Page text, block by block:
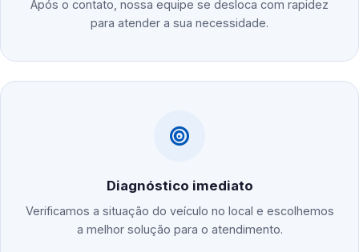
Após o contato, nossa equipe se desloca com rapidez
para atender a sua necessidade.
Diagnóstico imediato
Verificamos a situação do veículo no local e escolhemos
a melhor solução para o atendimento.